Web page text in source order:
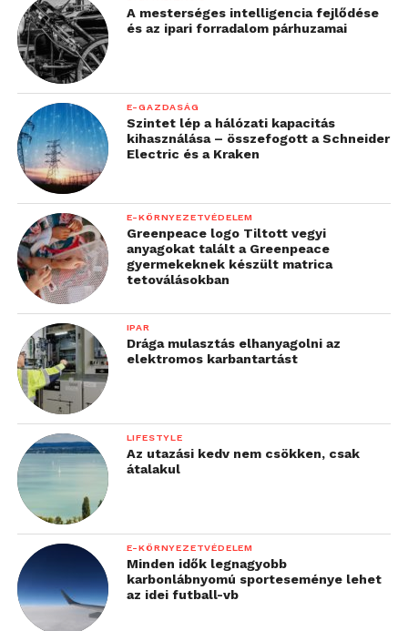
alakítottunk ki, ahol
mindent megadunk a
tökéletes YoMo videó
elkészítéséhez: 360° videó
készítési lehetőséget,
extra tartalmakat és
korlátlan netet QR kódra
vadászós játékunkkal. A
Szigeten való jelenlétünk
a márkánk küldetésével
rezonál: telco partnerként
támogatjuk a korlátlan
fesztiválozást, és
élményeken keresztül
hozzuk el a digitális
szabadságot”
mondta el
márka- és marketingkommunikációs vezetője.
A folyamatos elérhetőséget nemcsak a
megerősített hálózat és a Yettel Mobiltöltő Pontok
A mesterséges intelligencia fejlődése
és az ipari forradalom párhuzamai
E-GAZDASÁG
Szintet lép a hálózati kapacitás
kihasználása – összefogott a Schneider
Electric és a Kraken
E-KÖRNYEZETVÉDELEM
Greenpeace logo Tiltott vegyi
anyagokat talált a Greenpeace
gyermekeknek készült matrica
tetoválásokban
IPAR
Drága mulasztás elhanyagolni az
elektromos karbantartást
LIFESTYLE
Az utazási kedv nem csökken, csak
átalakul
E-KÖRNYEZETVÉDELEM
Minden idők legnagyobb
karbonlábnyomú sporteseménye lehet
az idei futball-vb